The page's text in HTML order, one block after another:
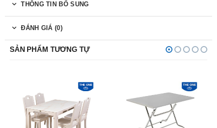
THÔNG TIN BỔ SUNG
ĐÁNH GIÁ (0)
SẢN PHẨM TƯƠNG TỰ